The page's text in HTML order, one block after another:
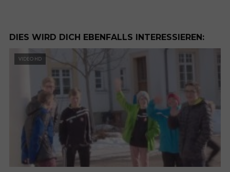
DIES WIRD DICH EBENFALLS INTERESSIEREN:
VIDEO HD